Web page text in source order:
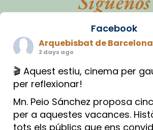
Facebook
Arquebisbat de Barcelona
2 days ago
🎬 Aquest estiu, cinema per
per reflexionar!
Mn. Peio Sánchez proposa
per a aquestes vacances.
tots els públics que ens